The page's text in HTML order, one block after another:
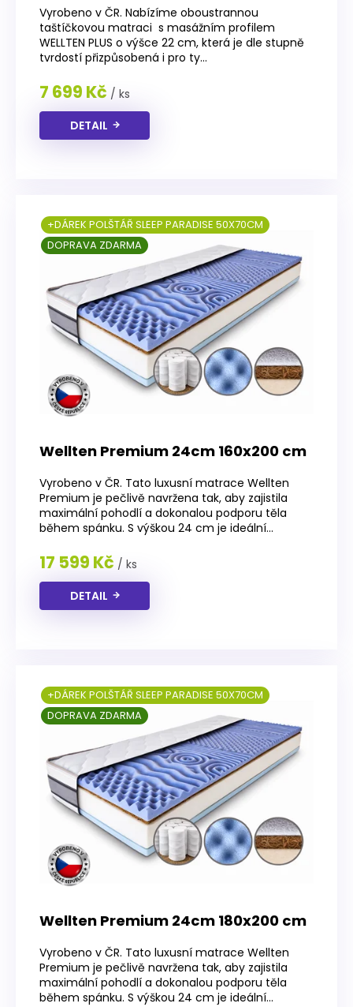
hodnocení
produktu
je
4,2
z
5
hvězdiček.
Vyrobeno v ČR. Nabízíme oboustrannou
taštíčkovou matraci s masážním profilem
WELLTEN PLUS o výšce 22 cm, která je dle stupně
tvrdostí přizpůsobená i pro ty...
7 699 Kč / ks
DETAIL
Wellten Premium 24cm 160x200 cm
+DÁREK POLŠTÁŘ SLEEP PARADISE 50X70CM
DOPRAVA ZDARMA
Vyrobeno v ČR. Tato luxusní matrace Wellten
Premium je pečlivě navržena tak, aby zajistila
maximální pohodlí a dokonalou podporu těla
během spánku. S výškou 24 cm je ideální...
17 599 Kč / ks
DETAIL
Wellten Premium 24cm 180x200 cm
+DÁREK POLŠTÁŘ SLEEP PARADISE 50X70CM
DOPRAVA ZDARMA
Vyrobeno v ČR. Tato luxusní matrace Wellten
Premium je pečlivě navržena tak, aby zajistila
maximální pohodlí a dokonalou podporu těla
během spánku. S výškou 24 cm je ideální...